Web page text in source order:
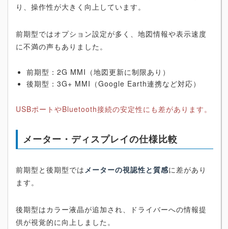
り、操作性が大きく向上しています。
前期型ではオプション設定が多く、地図情報や表示速度
に不満の声もありました。
前期型：2G MMI（地図更新に制限あり）
後期型：3G+ MMI（Google Earth連携など対応）
USBポートやBluetooth接続の安定性にも差があります。
メーター・ディスプレイの仕様比較
前期型と後期型では メーターの視認性と質感に差があり
ます。
後期型はカラー液晶が追加され、ドライバーへの情報提
供が視覚的に向上しました。